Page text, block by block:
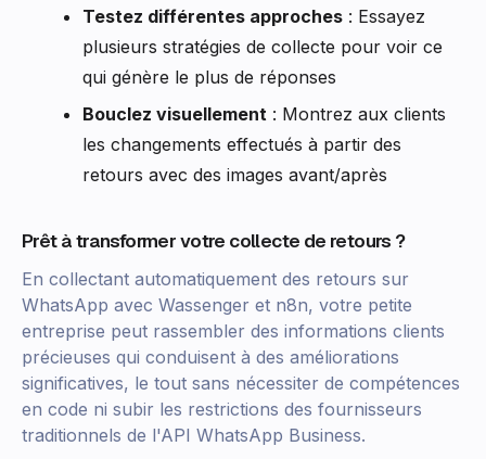
Testez différentes approches : Essayez
plusieurs stratégies de collecte pour voir ce
qui génère le plus de réponses
Bouclez visuellement : Montrez aux clients
les changements effectués à partir des
retours avec des images avant/après
Prêt à transformer votre collecte de retours ?
En collectant automatiquement des retours sur
WhatsApp avec Wassenger et n8n, votre petite
entreprise peut rassembler des informations clients
précieuses qui conduisent à des améliorations
significatives, le tout sans nécessiter de compétences
en code ni subir les restrictions des fournisseurs
traditionnels de l'API WhatsApp Business.